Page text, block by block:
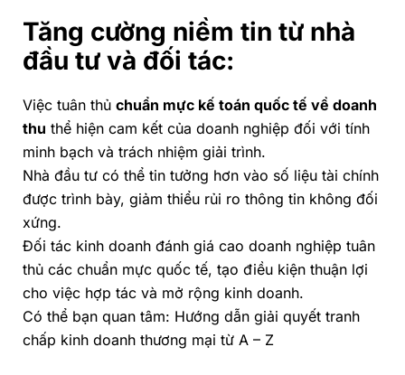
Tăng cường niềm tin từ nhà
đầu tư và đối tác:
Việc tuân thủ chuẩn mực kế toán quốc tế về doanh
thu thể hiện cam kết của doanh nghiệp đối với tính
minh bạch và trách nhiệm giải trình.
Nhà đầu tư có thể tin tưởng hơn vào số liệu tài chính
được trình bày, giảm thiểu rủi ro thông tin không đối
xứng.
Đối tác kinh doanh đánh giá cao doanh nghiệp tuân
thủ các chuẩn mực quốc tế, tạo điều kiện thuận lợi
cho việc hợp tác và mở rộng kinh doanh.
Có thể bạn quan tâm: Hướng dẫn giải quyết tranh
chấp kinh doanh thương mại từ A – Z